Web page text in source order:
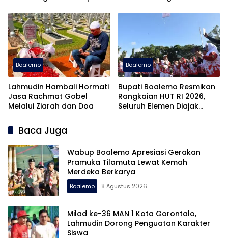
Boalemo
Lahmudin Hambali Hormati
Jasa Rachmat Gobel
Melalui Ziarah dan Doa
Boalemo
Bupati Boalemo Resmikan
Rangkaian HUT RI 2026,
Seluruh Elemen Diajak
Baca Juga
Wabup Boalemo Apresiasi Gerakan
Pramuka Tilamuta Lewat Kemah
Merdeka Berkarya
Boalemo 8 Agustus 2026
Milad ke-36 MAN 1 Kota Gorontalo,
Lahmudin Dorong Penguatan Karakter
Siswa